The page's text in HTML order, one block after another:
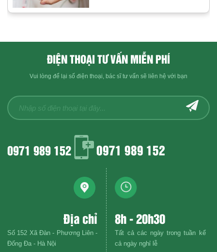
ĐIỆN THOẠI TƯ VẤN MIỄN PHÍ
Vui lòng để lại số điện thoại, bác sĩ tư vấn sẽ liên hệ với bạn
0971 989 152 0971 989 152
Địa chỉ
Số 152 Xã Đàn - Phương Liên -
Đống Đa - Hà Nội
8h - 20h30
Tất cả các ngày trong tuần kể
cả ngày nghỉ lễ